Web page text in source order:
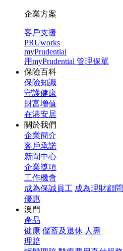
企業方案
客戶支援
PRUworks
myPrudential
用myPrudential 管理保單
保險百科
保險知識
守護健康
財富增值
在港安居
關於我們
企業簡介
客戶承諾
新聞中心
企業獎項
工作機會
成為保誠員工 成為理財顧問
優惠
澳門
產品
健康 儲蓄及退休 人壽
理賠